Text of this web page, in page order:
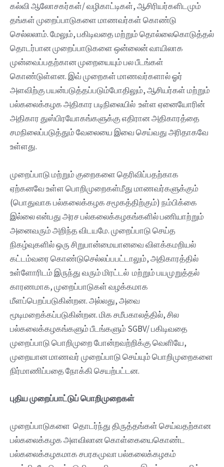
கல்வி ஆலோசகர்கள்/ வழிகாட்டிகள், ஆசிரியர்களிடமும்
தங்கள் முறைப்பாடுகளை மாணவர்கள் கொண்டு
செல்லலாம். மேலும், பகிடிவதை மற்றும் தொல்லைகொடுத்தல்
தொடர்பான முறைப்பாடுகளை ஒன்லைன் வாயிலாக
முன்வைப்பதற்கான முறையையும் பல பீடங்கள்
கொண்டுள்ளன. இவ் முறைகள் மாணவர்களால் ஓர்
அளவிற்கு பயன்படுத்தப்படும்போதிலும், ஆசியர்கள் மற்றும்
பல்கலைக்கழக அதிகார படிநிலையில் உள்ள ஏனையோரின்
அதிகார துஸ்பிரயோகங்களுக்கு எதிரான அதிகாரத்தை
சமநிலைப்படுத்தும் வேலையை இவை செய்வது அரிதாகவே
உள்ளது.
முறைப்பாடு மற்றும் குறைகளை தெரிவிப்பதற்காக
ஏற்கனவே உள்ள பொறிமுறைகள்மீது மாணவர்களுக்கும்
(பொதுவாக பல்கலைக்கழக சமூகத்திற்கும்) நம்பிக்கை
இல்லை என்பது அரச பல்கலைக்கழகங்களில் பணியாற்றும்
அனைவரும் அறிந்த விடயமே. முறைப்பாடு செய்த
நிகழ்வுகளில் ஒரு சிறுபான்மையானவை விளக்கமறியல்
கட்டம்வரை கொண்டுசெல்லப்பபட்டாலும், அதிகாரத்தில்
உள்ளோரிடம் இருந்து வரும் மிரட்டல் மற்றும் பயமுறுத்தல்
காரணமாக, முறைப்பாடுகள் வழக்கமாக
மீளப்பெறப்படுகின்றன. அல்லது, அவை
மூடிமறைக்கப்படுகின்றன. மிக சமீபகாலத்தில், சில
பல்கலைக்கழகங்களும் பீடங்களும் SGBV/ பகிடிவதை
முறைப்பாடு பொறிமுறை போன்றவற்றிக்கு வெளியே,
முறையான மாணவர் முறைப்பாடு செய்யும் பொறிமுறைகளை
நிர்மாணிப்பதை நோக்கி செயற்பட்டன.
புதிய முறைப்பாட்டுப் பொறிமுறைகள்
முறைப்பாடுகளை தொடர்ந்து திருத்தங்கள் செய்வதற்கான
பல்கலைக்கழக அளவிலான கொள்கையைகொண்ட
பல்கலைக்கழகமாக சபரகமுவா பல்கலைக்கழகம்